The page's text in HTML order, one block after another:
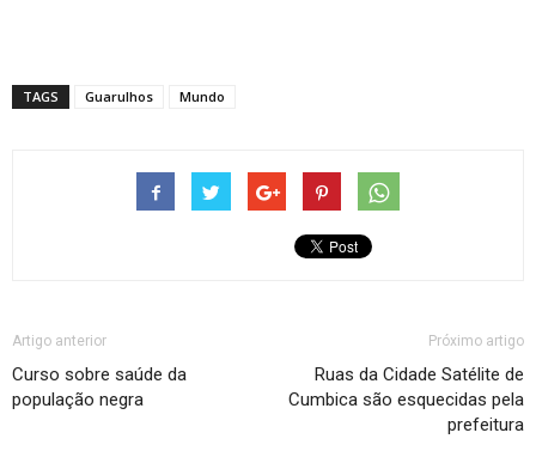
TAGS Guarulhos Mundo
Artigo anterior
Curso sobre saúde da
população negra
Próximo artigo
Ruas da Cidade Satélite de
Cumbica são esquecidas pela
prefeitura